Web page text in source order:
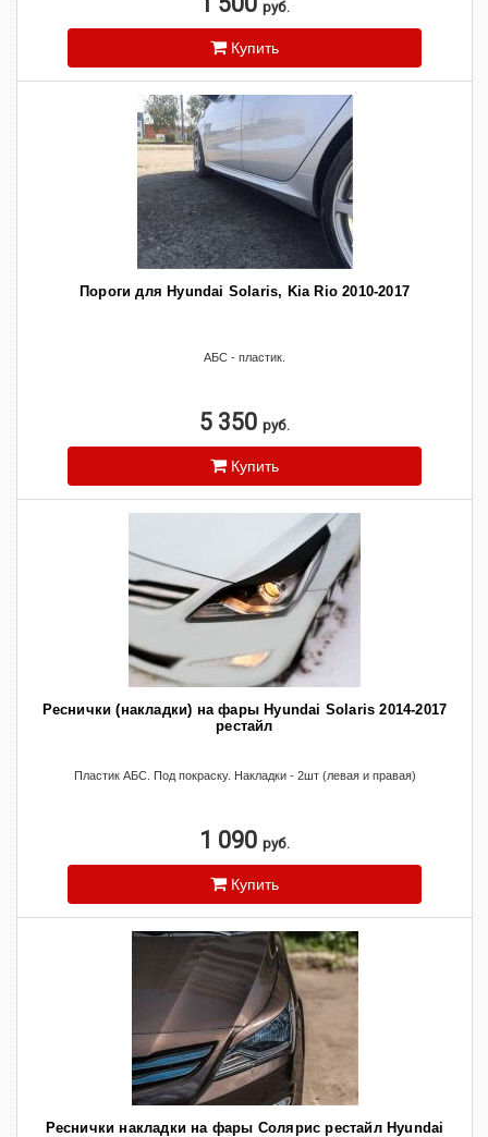
руб.
Купить
Пороги для Hyundai Solaris, Kia Rio 2010-2017
АБС - пластик.
5 350 руб.
Купить
Реснички (накладки) на фары Hyundai Solaris 2014-2017
рестайл
Пластик АБС. Под покраску. Накладки - 2шт (левая и правая)
1 090 руб.
Купить
Реснички накладки на фары Солярис рестайл Hyundai